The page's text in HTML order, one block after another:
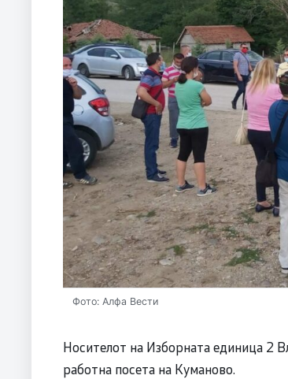
Фото: Алфа Вести
Носителот на Изборната единица
работна посета на Куманово.